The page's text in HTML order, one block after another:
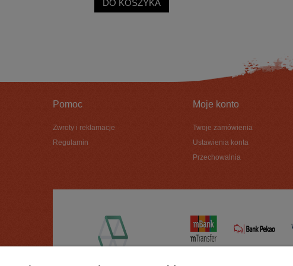
DO KOSZYKA
Pomoc
Zwroty i reklamacje
Regulamin
Moje konto
Twoje zamówienia
Ustawienia konta
Przechowalnia